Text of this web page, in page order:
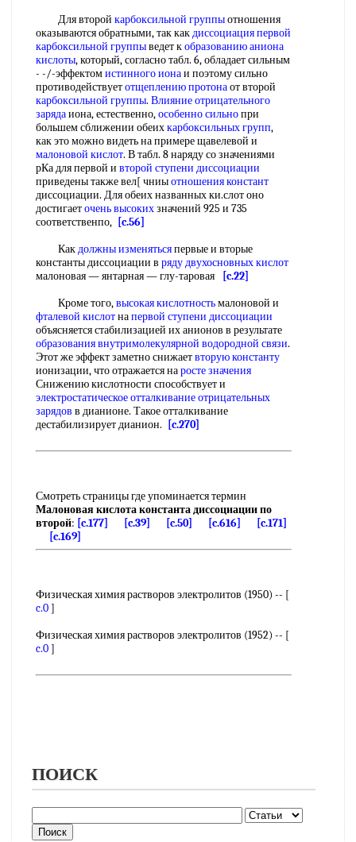
Для второй карбоксильной группыотношения
оказываются обратными, так какдиссоциация первой
карбоксильной группыведет кобразованию аниона
кислоты, который, согласно табл. 6, обладает сильным
- -/-эффектомистинного ионаи поэтому сильно
противодействуетотщеплению протонаот второй
карбоксильной группы. Влияние отрицательного
зарядаиона, естественно,особенно сильнопри
большем сближении обеихкарбоксильных групп,
как это можно видеть на примере щавелевой и
малоновой кислот. В табл. 8 наряду со значениями
рКа для первой и второй ступени диссоциации
приведены также вел[ чниыотношения констант
диссоциации. Для обеих названных ки.слот оно
достигаеточень высокихзначений 925 и 735
соответственпо, [c.56]
Какдолжны изменятьсяпервые и вторые
константы диссоциации в ряду двухосновных кислот
малоновая — янтарная — глу-таровая
[c.22]
Кроме того,высокая кислотностьмалоновой и
фталевой кислотнапервой ступени диссоциации
объясняется стабилизацией их анионов в результате
образования внутримолекулярной водородной связи.
Этот же эффект заметно снижаетвторую константу
ионизации, что отражается наросте значения
Снижению кислотности способствует и
электростатическое отталкиваниеотрицательных
зарядов в дианионе. Такое отталкивание
дестабилизирует дианион.
[c.270]
Смотреть страницы где упоминается термин
Малоновая кислота константа диссоциации по
второй: [c.177] [c.39] [c.50] [c.616]
[c.171]
[c.169]
Физическая химия растворов электролитов (1950) -- [
c.0]
Физическая химия растворов электролитов (1952) -- [
c.0]
ПОИСК